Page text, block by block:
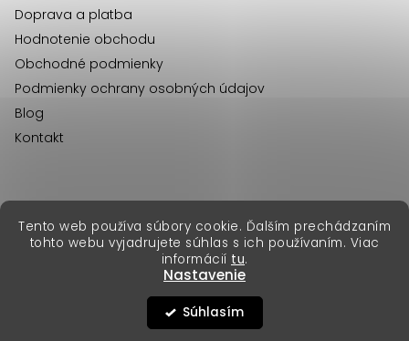
Tento web používa súbory cookie. Ďalším prechádzaním
tohto webu vyjadrujete súhlas s ich používaním. Viac
informácií tu.
Nastavenie
Súhlasím
Doprava a platba
Hodnotenie obchodu
Obchodné podmienky
Podmienky ochrany osobných údajov
Blog
Kontakt
Vytvoril Shoptet Premium
Copyright 2026Erika Fashion. Všetky práva vyhradené.
erikafashion.cz